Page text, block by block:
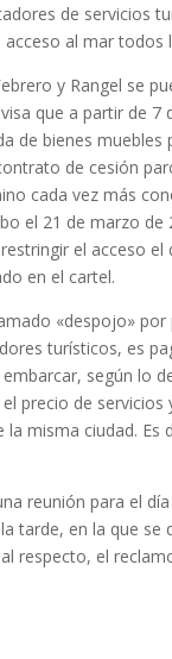
de servicios
al mar todos
y Rangel se
que a partir de 7
de bienes muebles
de cesión
cada vez más
el 21 de marzo de
el acceso el
en el cartel.
«despojo» por
turísticos, es
según lo
precio de servicios
la misma ciudad. Es
reunión para el
tarde, en la que se
respecto, el